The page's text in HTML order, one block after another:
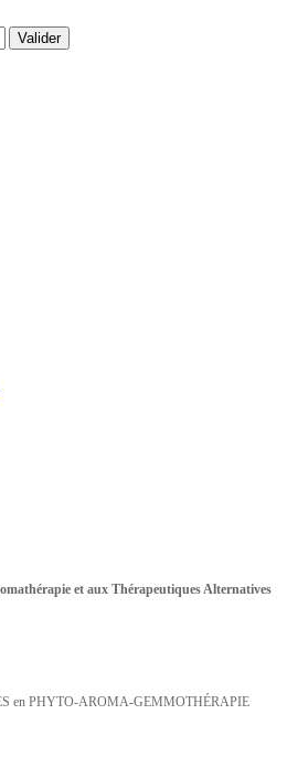
Valider
et aux Thérapeutiques Alternatives
en PHYTO-AROMA-GEMMOTHÉRAPIE